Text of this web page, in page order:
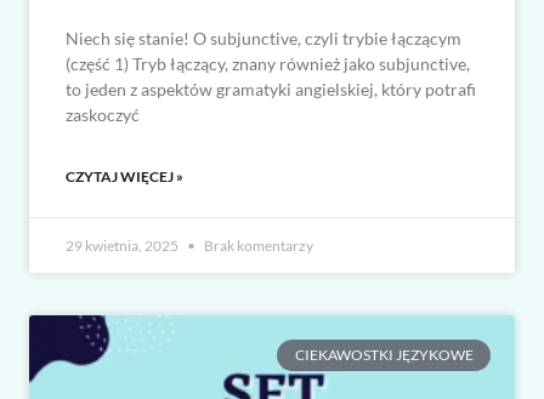
Niech się stanie! O subjunctive, czyli trybie łączącym
(część 1) Tryb łączący, znany również jako subjunctive,
to jeden z aspektów gramatyki angielskiej, który potrafi
zaskoczyć
CZYTAJ WIĘCEJ »
29 kwietnia, 2025 Brak komentarzy
CIEKAWOSTKI JĘZYKOWE